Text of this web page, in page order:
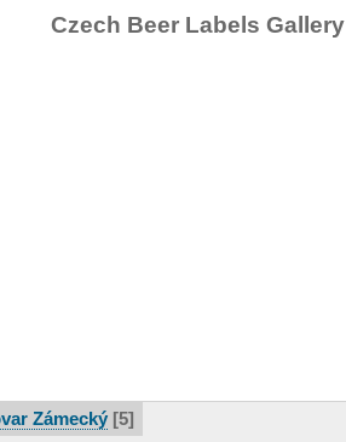
Czech Beer Labels Gallery
Zámecký 5